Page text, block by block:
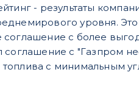
- результаты
уровня.
с более
соглашение с "Газпром
топлива с минимальным